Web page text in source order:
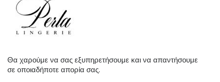
Θα χαρούμε να σας εξυπηρετήσουμε και να απαντήσουμε
σε οποιαδήποτε απορία σας.